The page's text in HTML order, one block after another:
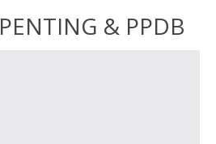
& PPDB